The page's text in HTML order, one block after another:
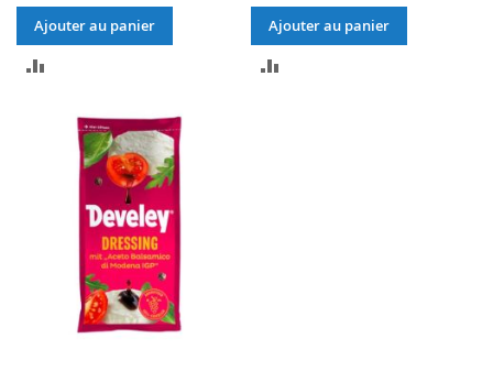
Ajouter au panier
COMPARATEUR
Ajouter au panier